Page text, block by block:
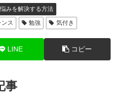
みを解決する方法
ス 勉強 気付き
LINE コピー
事